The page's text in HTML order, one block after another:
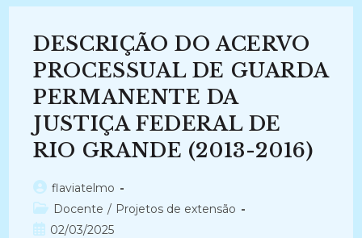
NO
DO
INSTITUTO
NACIONAL
DE
COLONIZAÇÃO
E
REFORMA
–
SUPERINTENDÊNCIA
DO
RS
DESCRIÇÃO DO ACERVO
PROCESSUAL DE GUARDA
PERMANENTE DA
JUSTIÇA FEDERAL DE
RIO GRANDE (2013-2016)
Autor
do
post:
flaviatelmo
Categoria
do
Docente / Projetos de extensão
Post02/03/2025